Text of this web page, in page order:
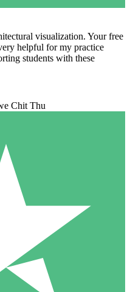
visualization. Your free
helpful for my practice
students with these
Chit Thu